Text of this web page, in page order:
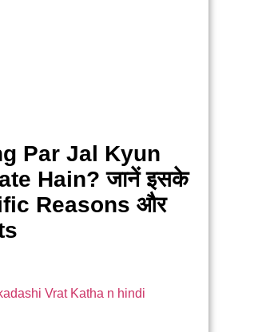
Par Jal Kyun
Hain? जानें इसके
Reasons और